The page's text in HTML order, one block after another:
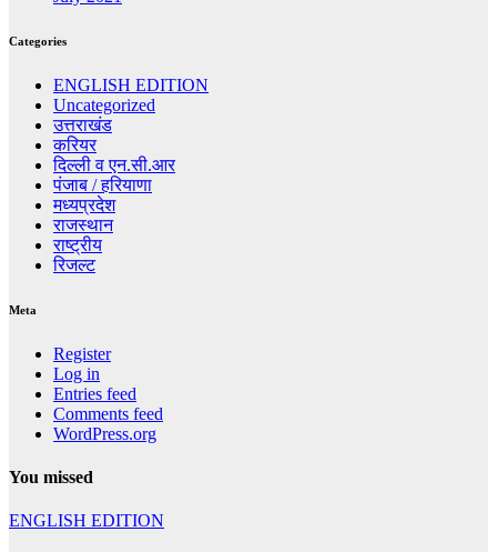
Categories
ENGLISH EDITION
Uncategorized
उत्तराखंड
करियर
दिल्ली व एन.सी.आर
पंजाब / हरियाणा
मध्यप्रदेश
राजस्थान
राष्ट्रीय
रिजल्ट
Meta
Register
Log in
Entries feed
Comments feed
WordPress.org
You missed
ENGLISH EDITION